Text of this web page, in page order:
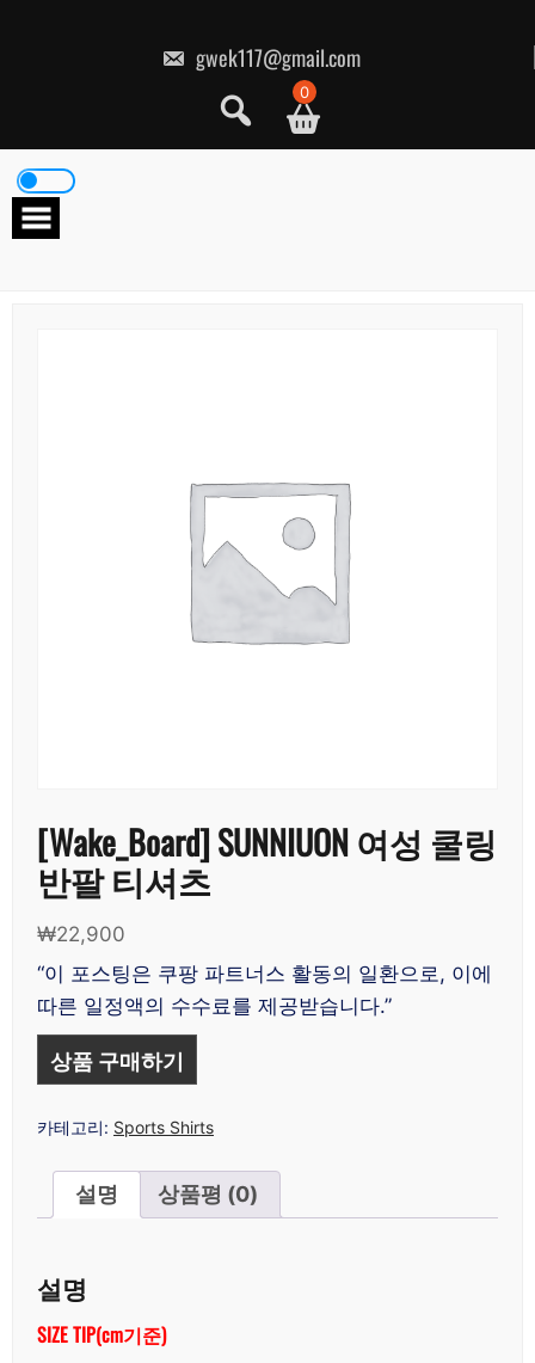
gwek117@gmail.com
0
[Wake_Board] SUNNIUON 여성 쿨링
반팔 티셔츠
₩22,900
“이 포스팅은 쿠팡 파트너스 활동의 일환으로, 이에
따른 일정액의 수수료를 제공받습니다.”
상품 구매하기
카테고리: Sports Shirts
설명 상품평 (0)
설명
SIZE TIP(cm기준)